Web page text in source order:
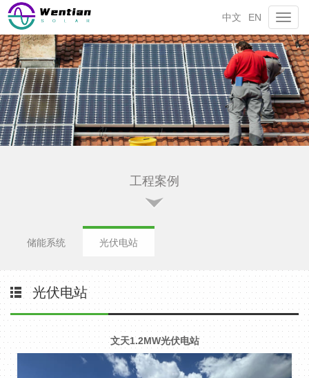
EN
中文
工程案例
储能系统 光伏电站
光伏电站
文天1.2MW光伏电站